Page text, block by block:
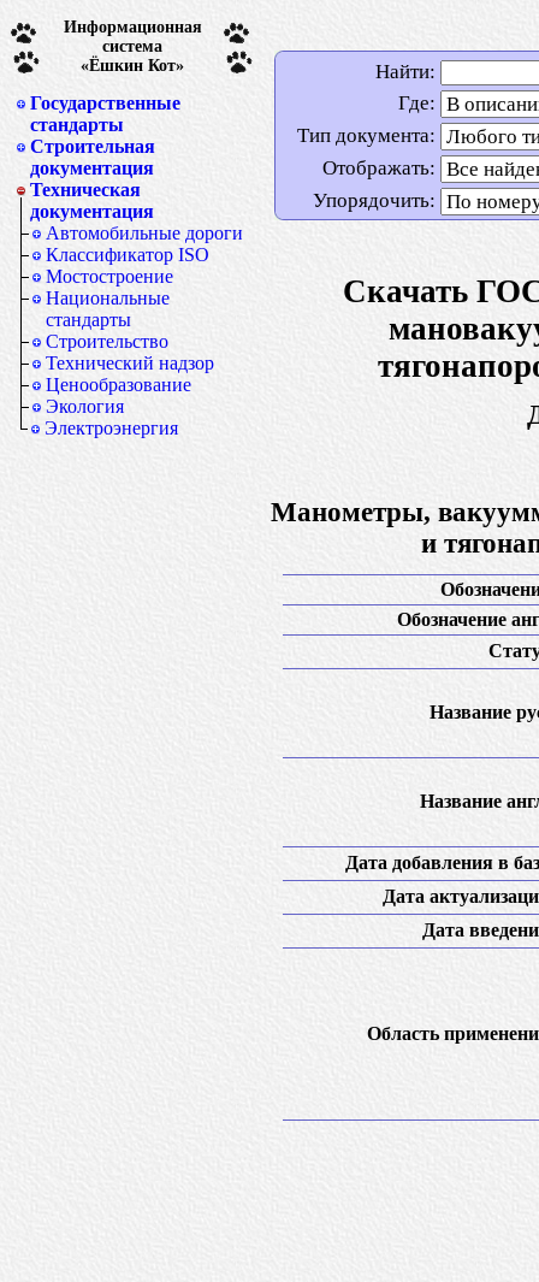
Информационная
система
«Ёшкин Кот»
Государственные
стандарты
Строительная
документация
Техническая
документация
Автомобильные дороги
Классификатор ISO
Мостостроение
Национальные
стандарты
Строительство
Технический надзор
Ценообразование
Экология
Электроэнергия
Найти:
Где:
Тип документа:
Отображать:
Упорядочить:
Скачать
Манометры,
и
Обозначение
Название
Название
Дата добавления в
Дата
Дата
Область